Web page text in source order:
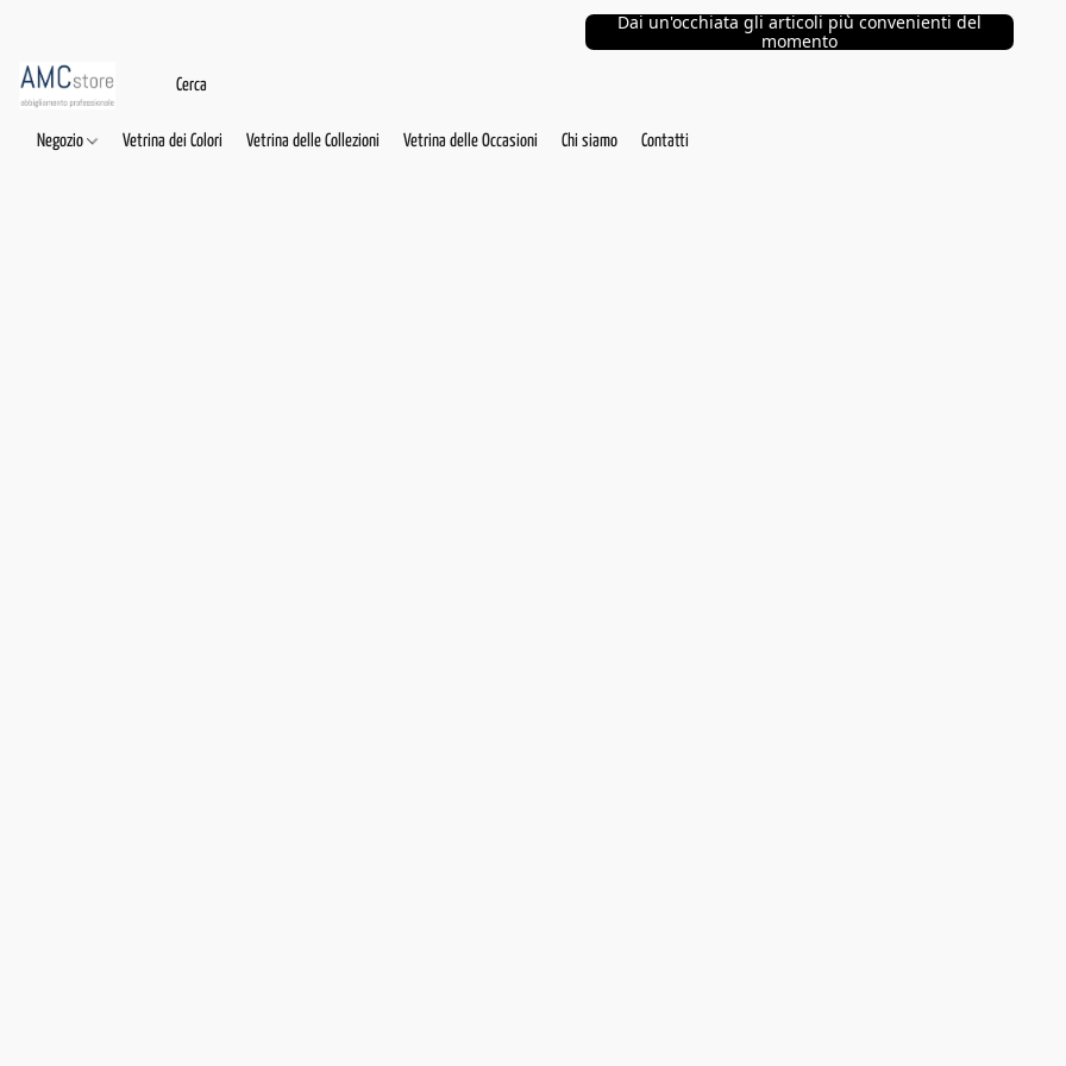
Dai un'occhiata gli articoli più convenienti del
momento
Negozio Vetrina dei Colori Vetrina delle Collezioni Vetrina delle Occasioni Chi siamo Contatti